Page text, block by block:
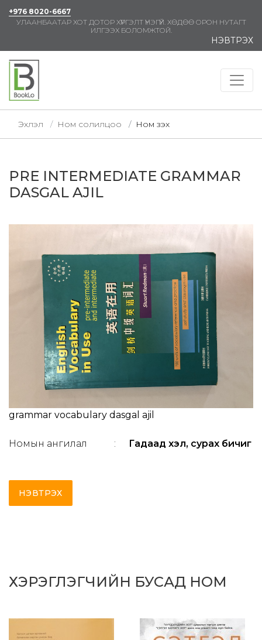
+976 8020-6667
УЛААНБААТАР ХОТ ДОТОР ХҮРГЭЛТ ҮНЭГҮЙ. ХӨДӨӨ ОРОН НУТАГТ
ИЛГЭЭХ БОЛОМЖТОЙ.
НЭВТРЭХ
Эхлэл Ном солилцоо Ном үзэх
PRE INTERMEDIATE GRAMMAR
DASGAL AJIL
grammar vocabulary dasgal ajil
Номын ангилал : Гадаад хэл, сурах бичиг
НЭВТРЭХ
ХЭРЭГЛЭГЧИЙН БУСАД НОМ